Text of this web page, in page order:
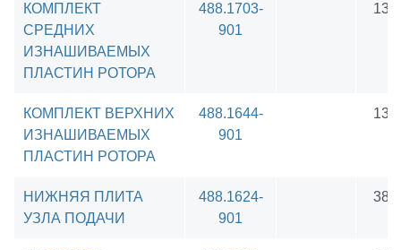
КОМПЛЕКТ
СРЕДНИХ
ИЗНАШИВАЕМЫХ
ПЛАСТИН РОТОРА
488.1703-
901
КОМПЛЕКТ ВЕРХНИХ
ИЗНАШИВАЕМЫХ
ПЛАСТИН РОТОРА
488.1644-
901
НИЖНЯЯ ПЛИТА
УЗЛА ПОДАЧИ
488.1624-
901